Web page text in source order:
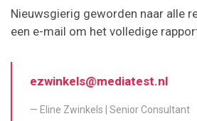
Nieuwsgierig geworden naar alle
een e-mail om het volledige
ezwinkels@mediatest.nl
Eline Zwinkels | Senior Consultant